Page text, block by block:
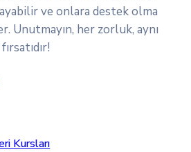
ve onlara destek olma
Unutmayın, her zorluk, aynı
Kursları